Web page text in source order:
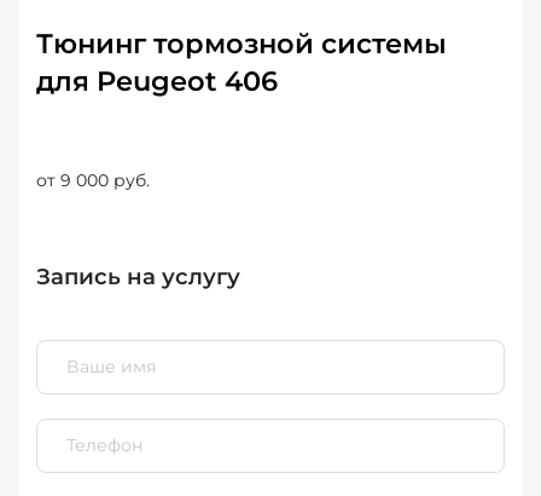
Тюнинг тормозной системы
для Peugeot 406
от 9 000 руб.
Запись на услугу